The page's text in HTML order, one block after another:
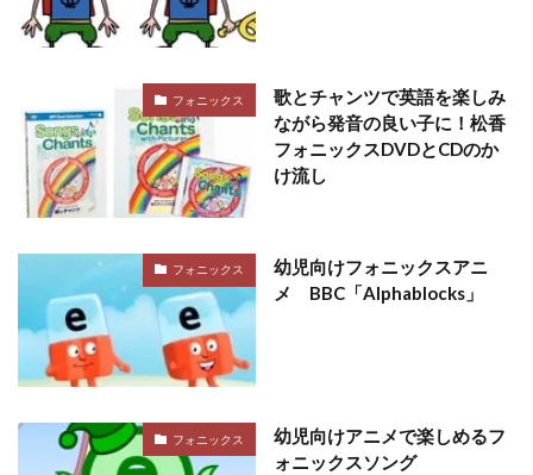
フォニックス
歌とチャンツで英語を楽しみ
ながら発音の良い子に！松香
フォニックスDVDとCDのか
け流し
フォニックス
幼児向けフォニックスアニ
メ BBC「Alphablocks」
フォニックス
幼児向けアニメで楽しめるフ
ォニックスソング